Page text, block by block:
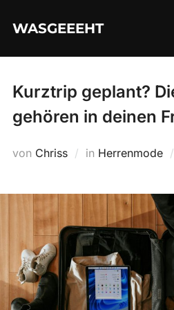
InhaltWASGEEEHT
Kurztrip geplant?
gehören in deinen
von Chriss in Herrenmode